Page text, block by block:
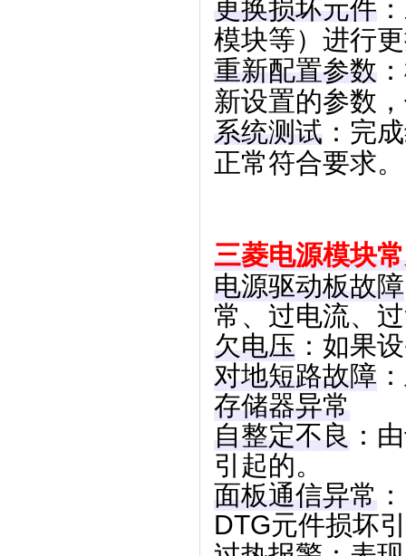
更换损坏元件
模块等）进行
重新配置参数
新设置的参数
系统测试 ：完
正常符合要求。
三菱电源模块
电源驱动板故障
常、过电流、
欠电压 ：如果
对地短路故障
存储器异常
自整定不良 ：
引起的。
面板通信异常
DTG元件损坏